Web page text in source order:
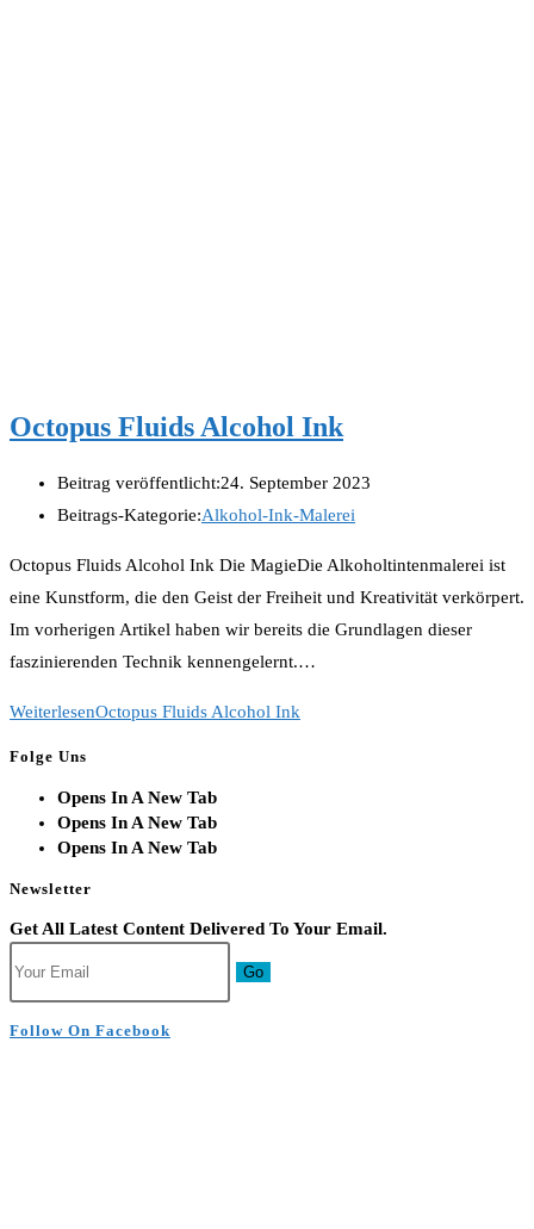
Octopus Fluids Alcohol Ink
Beitrag veröffentlicht:24. September 2023
Beitrags-Kategorie:Alkohol-Ink-Malerei
Octopus Fluids Alcohol Ink Die MagieDie Alkoholtintenmalerei ist
eine Kunstform, die den Geist der Freiheit und Kreativität verkörpert.
Im vorherigen Artikel haben wir bereits die Grundlagen dieser
faszinierenden Technik kennengelernt.…
WeiterlesenOctopus Fluids Alcohol Ink
Folge Uns
Opens In A New Tab
Opens In A New Tab
Opens In A New Tab
Newsletter
Get All Latest Content Delivered To Your Email.
Go
Follow On Facebook